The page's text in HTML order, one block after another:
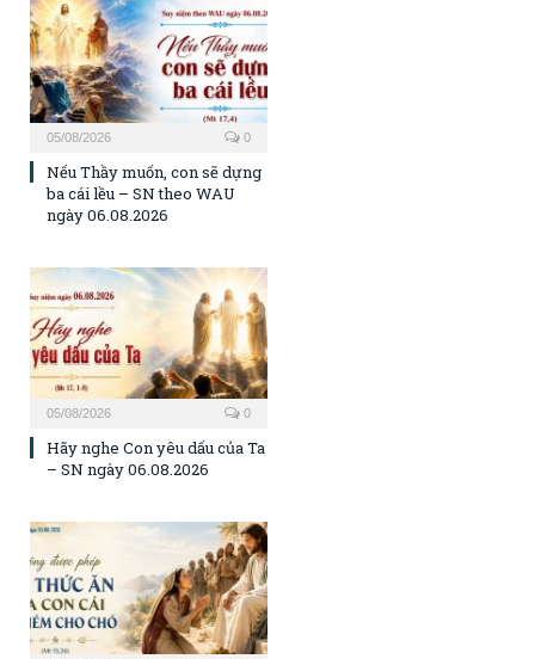
05/08/2026 0
Nếu Thầy muốn, con sẽ dựng
ba cái lều – SN theo WAU
ngày 06.08.2026
05/08/2026 0
Hãy nghe Con yêu dấu của Ta
– SN ngày 06.08.2026